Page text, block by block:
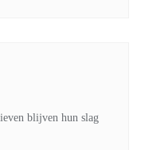
blijven hun slag